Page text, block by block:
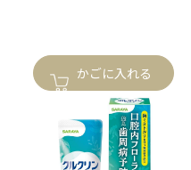
かごに入れる